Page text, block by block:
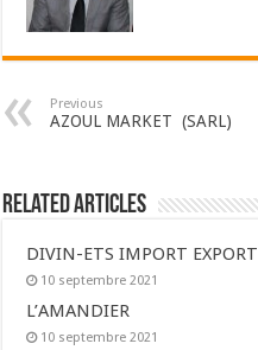
Previous
AZOUL MARKET (SARL)
Related Articles
DIVIN-ETS IMPORT EXPORT
10 septembre 2021
L’AMANDIER
10 septembre 2021